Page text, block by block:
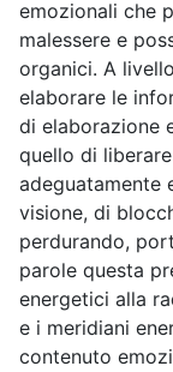
emozionali che
malessere e
organici. A
elaborare le
di elaborazione
quello di
adeguatamente
visione, di
perdurando,
parole questa
energetici alla
e i meridiani
contenuto